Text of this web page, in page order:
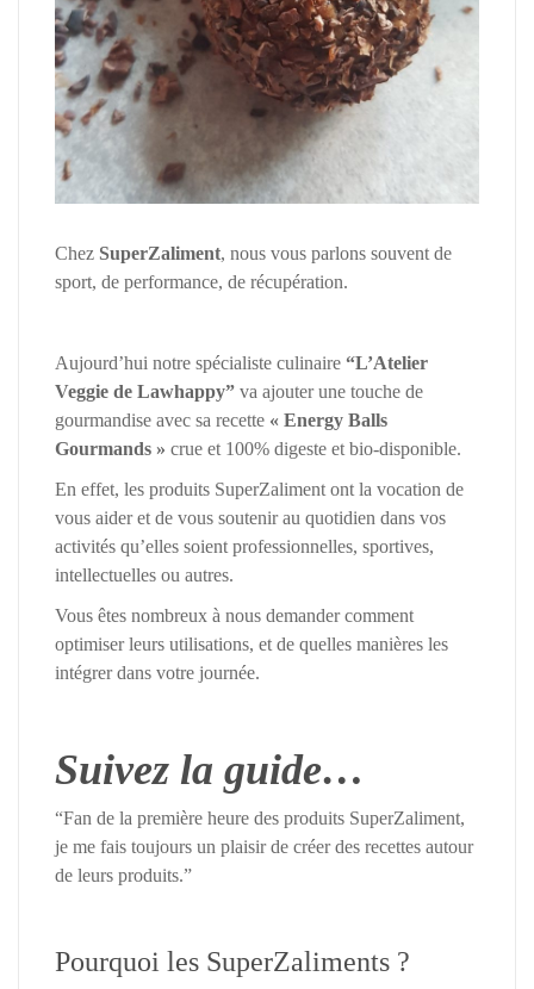
Chez SuperZaliment, nous vous parlons souvent de
sport, de performance, de récupération.
Aujourd’hui notre spécialiste culinaire “L’Atelier
Veggie de Lawhappy” va ajouter une touche de
gourmandise avec sa recette « Energy Balls
Gourmands » crue et 100% digeste et bio-disponible.
En effet, les produits SuperZaliment ont la vocation de
vous aider et de vous soutenir au quotidien dans vos
activités qu’elles soient professionnelles, sportives,
intellectuelles ou autres.
Vous êtes nombreux à nous demander comment
optimiser leurs utilisations, et de quelles manières les
intégrer dans votre journée.
Suivez la guide…
“Fan de la première heure des produits SuperZaliment,
je me fais toujours un plaisir de créer des recettes autour
de leurs produits.”
Pourquoi les SuperZaliments ?